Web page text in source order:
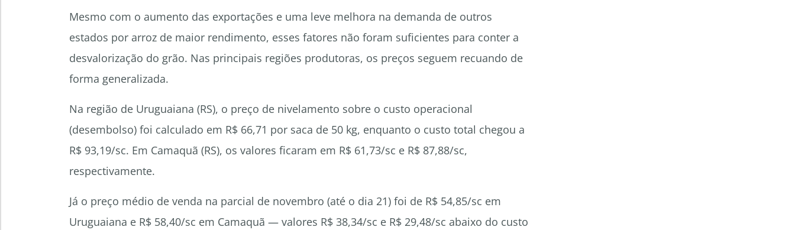
Mesmo com o aumento das exportações e uma leve melhora na demanda de outros
estados por arroz de maior rendimento, esses fatores não foram suficientes para conter a
desvalorização do grão. Nas principais regiões produtoras, os preços seguem recuando de
forma generalizada.
Na região de Uruguaiana (RS), o preço de nivelamento sobre o custo operacional
(desembolso) foi calculado em R$ 66,71 por saca de 50 kg, enquanto o custo total chegou a
R$ 93,19/sc. Em Camaquã (RS), os valores ficaram em R$ 61,73/sc e R$ 87,88/sc,
respectivamente.
Já o preço médio de venda na parcial de novembro (até o dia 21) foi de R$ 54,85/sc em
Uruguaiana e R$ 58,40/sc em Camaquã — valores R$ 38,34/sc e R$ 29,48/sc abaixo do custo